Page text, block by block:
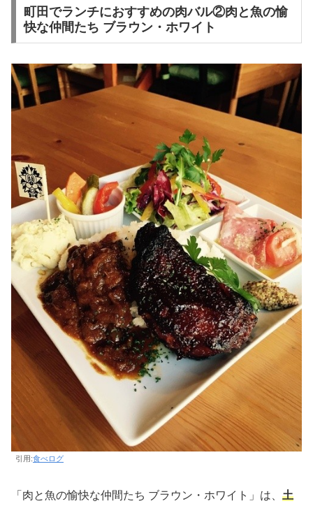
町田でランチにおすすめの肉バル②肉と魚の愉
快な仲間たち ブラウン・ホワイト
引用:食べログ
「肉と魚の愉快な仲間たち ブラウン・ホワイト」は、 土